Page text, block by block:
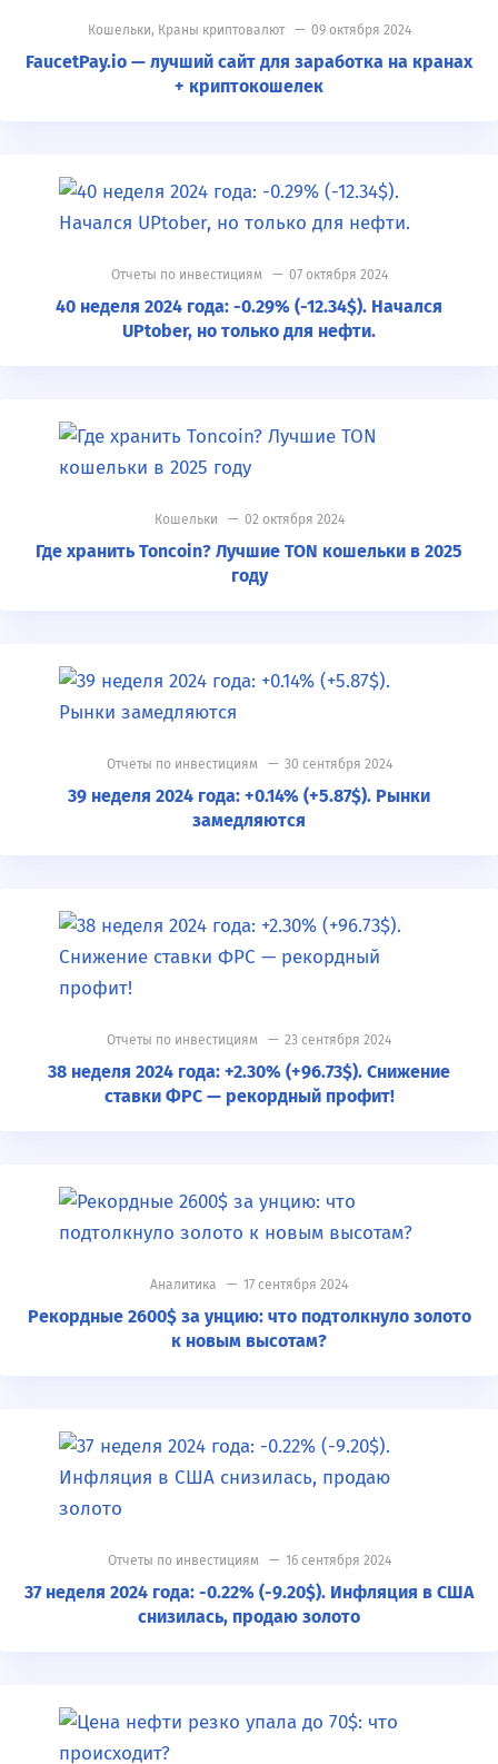
Кошельки, Краны криптовалют— 09 октября 2024
FaucetPay.io — лучший сайт для заработка на кранах
+ криптокошелек
Отчеты по инвестициям— 07 октября 2024
40 неделя 2024 года: -0.29% (-12.34$). Начался
UPtober, но только для нефти.
Кошельки — 02 октября 2024
Где хранить Toncoin? Лучшие TON кошельки в 2025
году
Отчеты по инвестициям— 30 сентября 2024
39 неделя 2024 года: +0.14% (+5.87$). Рынки
замедляются
Отчеты по инвестициям — 23 сентября 2024
38 неделя 2024 года: +2.30% (+96.73$). Снижение
ставки ФРС — рекордный профит!
Аналитика — 17 сентября 2024
Рекордные 2600$ за унцию: что подтолкнуло золото
к новым высотам?
Отчеты по инвестициям— 16 сентября 2024
37 неделя 2024 года: -0.22% (-9.20$). Инфляция в США
снизилась, продаю золото